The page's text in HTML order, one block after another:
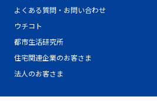
よくある質問・お問い合わせ
ウチコト
都市生活研究所
住宅関連企業のお客さま
法人のお客さま